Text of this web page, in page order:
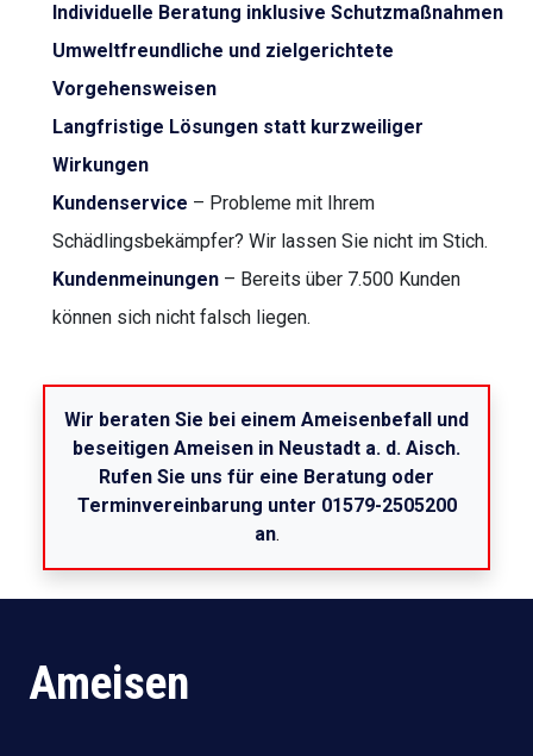
Individuelle Beratung inklusive Schutzmaßnahmen
Umweltfreundliche und zielgerichtete
Vorgehensweisen
Langfristige Lösungen statt kurzweiliger
Wirkungen
Kundenservice – Probleme mit Ihrem
Schädlingsbekämpfer? Wir lassen Sie nicht im Stich.
Kundenmeinungen – Bereits über 7.500 Kunden
können sich nicht falsch liegen.
Wir beraten Sie bei einem Ameisenbefall und
beseitigen Ameisen in Neustadt a. d. Aisch.
Rufen Sie uns für eine Beratung oder
Terminvereinbarung unter 01579-2505200
an.
Ameisen